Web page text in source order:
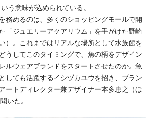
う意味が込められている。
務めるのは、多くのショッピングモールで開
「ジュエリーアクアリウム」を手がけた野崎
）。これまではリアルな場所として水族館を
うしてこのタイミングで、魚の柄をデザイン
ルウェアブランドをスタートさせたのか。魚
しても活躍するイシヅカユウを招き、ブラン
ートディレクター兼デザイナー本多恵之（ほ
いた。